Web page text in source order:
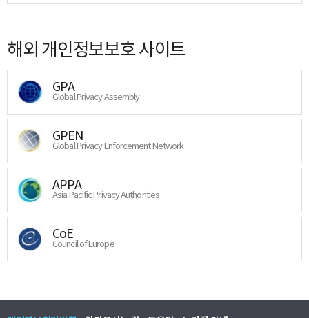
해외 개인정보보호 사이트
GPA
Global Privacy Assembly
GPEN
Global Privacy Enforcement Network
APPA
Asia Pacific Privacy Authorities
CoE
Council of Europe